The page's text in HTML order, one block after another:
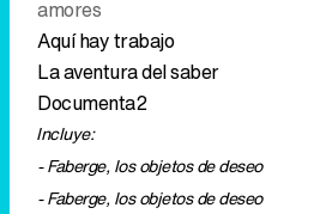
amores
Aquí hay trabajo
La aventura del saber
Documenta2
Incluye:
- Faberge, los objetos de deseo
- Faberge, los objetos de deseo